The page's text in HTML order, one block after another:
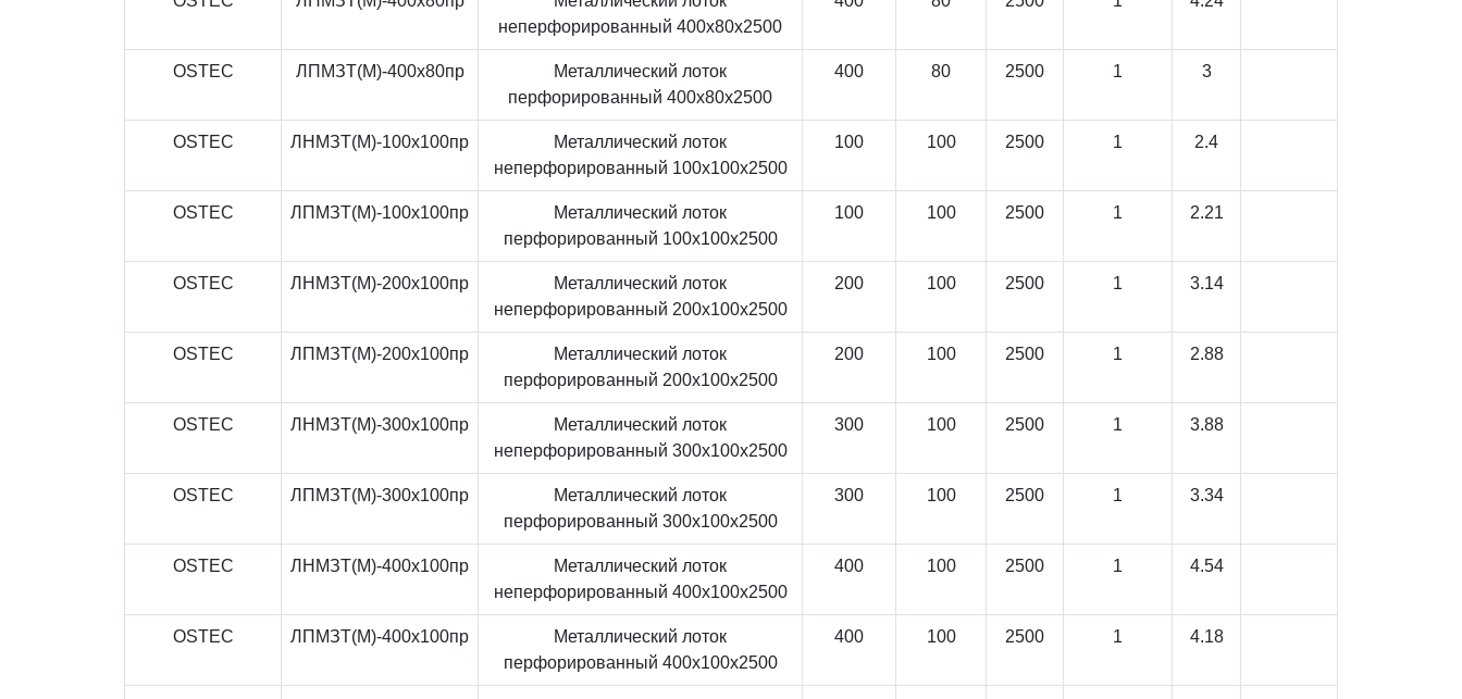
неперфорированный 400x80x2500
OSTEC ЛПМЗТ(М)-400x80пр
Металлический лоток
перфорированный 400x80x2500
400 80 2500 1 3
OSTEC ЛНМЗТ(М)-100x100пр
Металлический лоток
неперфорированный 100x100x2500
100 100 2500 1 2.4
OSTEC ЛПМЗТ(М)-100x100пр
Металлический лоток
перфорированный 100x100x2500
100 100 2500 1 2.21
OSTEC ЛНМЗТ(М)-200x100пр
Металлический лоток
неперфорированный 200x100x2500
200 100 2500 1 3.14
OSTEC ЛПМЗТ(М)-200x100пр
Металлический лоток
перфорированный 200x100x2500
200 100 2500 1 2.88
OSTEC ЛНМЗТ(М)-300x100пр
Металлический лоток
неперфорированный 300x100x2500
300 100 2500 1 3.88
OSTEC ЛПМЗТ(М)-300x100пр
Металлический лоток
перфорированный 300x100x2500
300 100 2500 1 3.34
OSTEC ЛНМЗТ(М)-400x100пр
Металлический лоток
неперфорированный 400x100x2500
400 100 2500 1 4.54
OSTEC ЛПМЗТ(М)-400x100пр
Металлический лоток
перфорированный 400x100x2500
400 100 2500 1 4.18